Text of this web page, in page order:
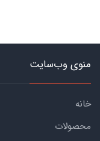
منوی وب‌سایت
خانه
محصولات